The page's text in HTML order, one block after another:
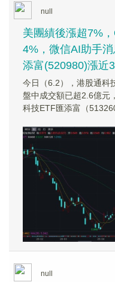
null
美團績後漲超7%
4%，微信AI助手
添富(520980)漲近
今日（6.2），港股通科
盤中成交額已超2.6億元
科技ETF匯添富（
null